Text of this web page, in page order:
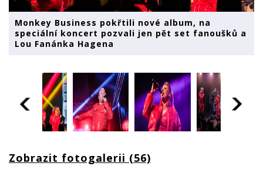
Monkey Business pokřtili nové album, na
speciální koncert pozvali jen pět set fanoušků a
Lou Fanánka Hagena
Zobrazit fotogalerii (56)